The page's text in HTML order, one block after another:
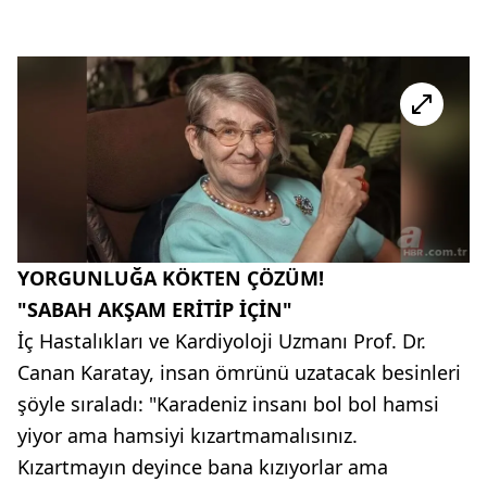
YORGUNLUĞA KÖKTEN ÇÖZÜM!
"SABAH AKŞAM ERİTİP İÇİN"
İç Hastalıkları ve Kardiyoloji Uzmanı Prof. Dr.
Canan Karatay, insan ömrünü uzatacak besinleri
şöyle sıraladı: "Karadeniz insanı bol bol hamsi
yiyor ama hamsiyi kızartmamalısınız.
Kızartmayın deyince bana kızıyorlar ama